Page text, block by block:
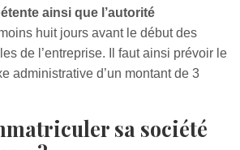
ainsi que l’autorité
huit jours avant le début des
de l’entreprise. Il faut ainsi prévoir le
administrative d’un montant de 3
sa société